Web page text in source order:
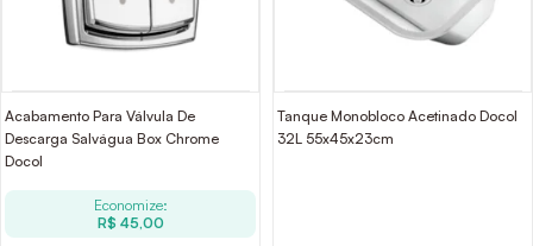
Acabamento Para Válvula De
Descarga Salvágua Box Chrome
Docol
Economize:
R$ 45,00
Tanque Monobloco Acetinado Docol
32L 55x45x23cm